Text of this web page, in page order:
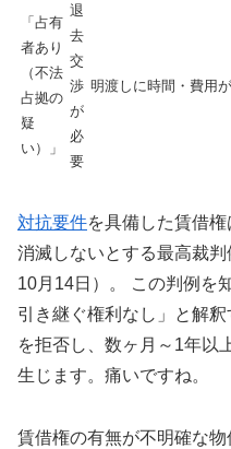
「占有
者あり
（不法
占拠の
疑
い）」
退
去
交
渉
が
必
要
明渡しに時間・費用
対抗要件を具備した賃借
消滅しないとする最高裁
10月14日）。 この判例を
引き継ぐ権利なし」と解
を拒否し、数ヶ月～1年以
生じます。痛いですね。
賃借権の有無が不明確な